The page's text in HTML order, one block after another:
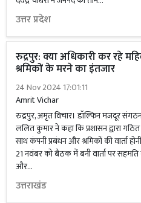
उत्तर प्रदेश
रुद्रपुर: क्या अधिकारी कर रहे
श्रमिकों के मरने का इंतजार
24 Nov 2024 17:01:11
Amrit Vichar
रुद्रपुर, अमृत विचार। डॉल्फिन मजदूर
ललित कुमार ने कहा कि प्रशासन द्वारा
साथ कंपनी प्रबंधन और श्रमिकों की वार्ता
21 नवंबर को बैठक में बनी वार्ता पर
और...
उत्तराखंड